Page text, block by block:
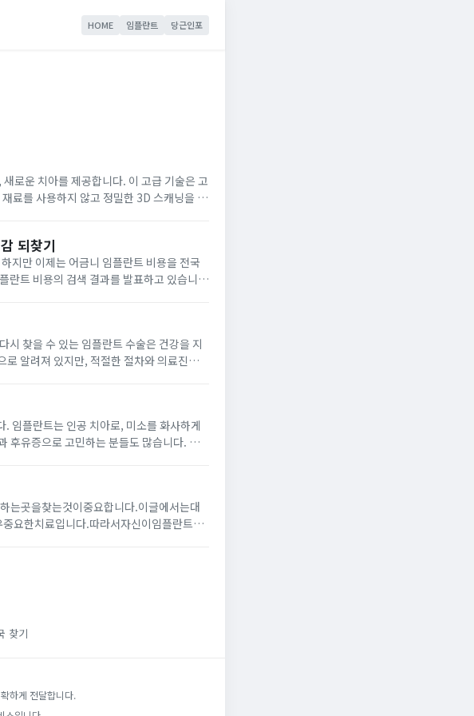
HOME 임플란트 당근인포
로운 치아를 제공합니다. 이 고급 기술은 고
료를 사용하지 않고 정밀한 3D 스캐닝을 활
되찾기
만 이제는 어금니 임플란트 비용을 전국
트 비용의 검색 결과를 발표하고 있습니
찾을 수 있는 임플란트 수술은 건강을 지
로 알려져 있지만, 적절한 절차와 의료진과
플란트는 인공 치아로, 미소를 화사하게
후유증으로 고민하는 분들도 많습니다. 이
곳을찾는것이중요합니다.이글에서는대
한치료입니다.따라서자신이임플란트를
찾기
하게 전달합니다.